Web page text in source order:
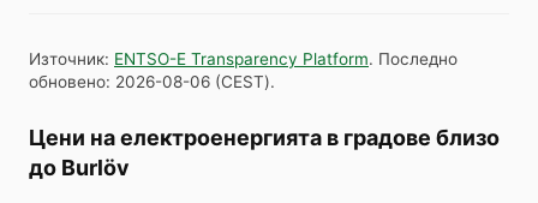
Източник: ENTSO-E Transparency Platform. Последно
обновено: 2026-08-06 (CEST).
Цени на електроенергията в градове близо
до Burlöv